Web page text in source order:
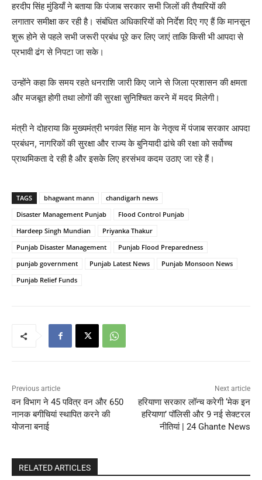
हरदीप सिंह मुंडियाँ ने बताया कि पंजाब सरकार सभी जिलों की तैयारियों की
लगातार समीक्षा कर रही है। संबंधित अधिकारियों को निर्देश दिए गए हैं कि मानसून
शुरू होने से पहले सभी जरूरी प्रबंध पूरे कर लिए जाएं ताकि किसी भी आपदा से
प्रभावी ढंग से निपटा जा सके।
उन्होंने कहा कि समय रहते धनराशि जारी किए जाने से जिला प्रशासन की क्षमता
और मजबूत होगी तथा लोगों की सुरक्षा सुनिश्चित करने में मदद मिलेगी।
मंत्री ने दोहराया कि मुख्यमंत्री भगवंत सिंह मान के नेतृत्व में पंजाब सरकार आपदा
प्रबंधन, नागरिकों की सुरक्षा और राज्य के बुनियादी ढांचे की रक्षा को सर्वोच्च
प्राथमिकता दे रही है और इसके लिए हरसंभव कदम उठाए जा रहे हैं।
TAGS bhagwant mann
chandigarh news
Disaster Management Punjab
Flood Control Punjab
Hardeep Singh Mundian
Priyanka Thakur
Punjab Disaster Management
Punjab Flood Preparedness
punjab government
Punjab Latest News
Punjab Monsoon News
Punjab Relief Funds
Previous article
वन विभाग ने 45 पवित्र वन और 650
नानक बगीचियां स्थापित करने की
योजना बनाई
Next article
हरियाणा सरकार लॉन्च करेगी ‘मेक इन
हरियाणा’ पॉलिसी और 9 नई सेक्टरल
नीतियां | 24 Ghante News
RELATED ARTICLES